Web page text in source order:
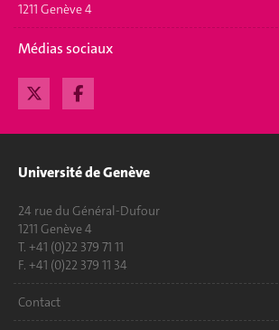
1211 Genève 4
Médias sociaux
Université de Genève
24 rue du Général-Dufour
1211 Genève 4
T. +41 (0)22 379 71 11
F. +41 (0)22 379 11 34
Contact